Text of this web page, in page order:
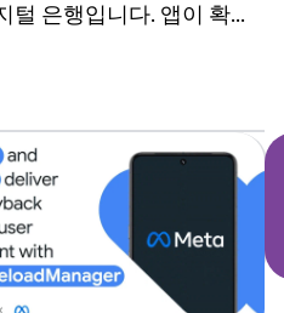
털 은행입니다. 앱이 확장
시작 시간을 개선이 필